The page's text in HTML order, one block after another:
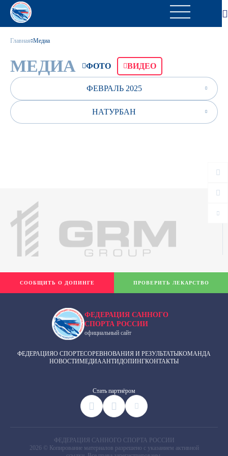
Главная Медиа
МЕДИА ФОТО ВИДЕО
ФЕВРАЛЬ 2025
НАТУРБАН
ФЕДЕРАЦИЯ САННОГО
СПОРТА РОССИИ
официальный сайт
ФЕДЕРАЦИЯО СПОРТЕСОРЕВНОВАНИЯ И РЕЗУЛЬТАТЫКОМАНДА
НОВОСТИМЕДИААНТИДОПИНГКОНТАКТЫ
Cтать партнёром
СООБЩИТЬ О ДОПИНГЕ ПРОВЕРИТЬ ЛЕКАРСТВО
ФЕДЕРАЦИЯ САННОГО СПОРТА РОССИИ
2026 © Копирование материалов разрешено с указанием активной